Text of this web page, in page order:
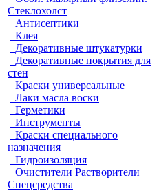
Стеклохолст
Антисептики
Клея
Декоративные штукатурки
Декоративные покрытия для
стен
Краски универсальные
Лаки масла воски
Герметики
Инструменты
Краски специального
назначения
Гидроизоляция
Очистители Растворители
Спецсредства